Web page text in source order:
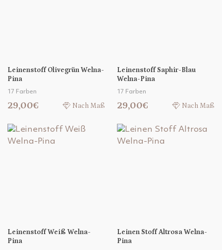
Leinenstoff Olivegrün Welna-
Pina
17 Farben
29,00€ Nach Maß
Leinenstoff Saphir-Blau
Welna-Pina
17 Farben
29,00€ Nach Maß
Leinenstoff Weiß Welna-
Pina
Leinen Stoff Altrosa Welna-
Pina